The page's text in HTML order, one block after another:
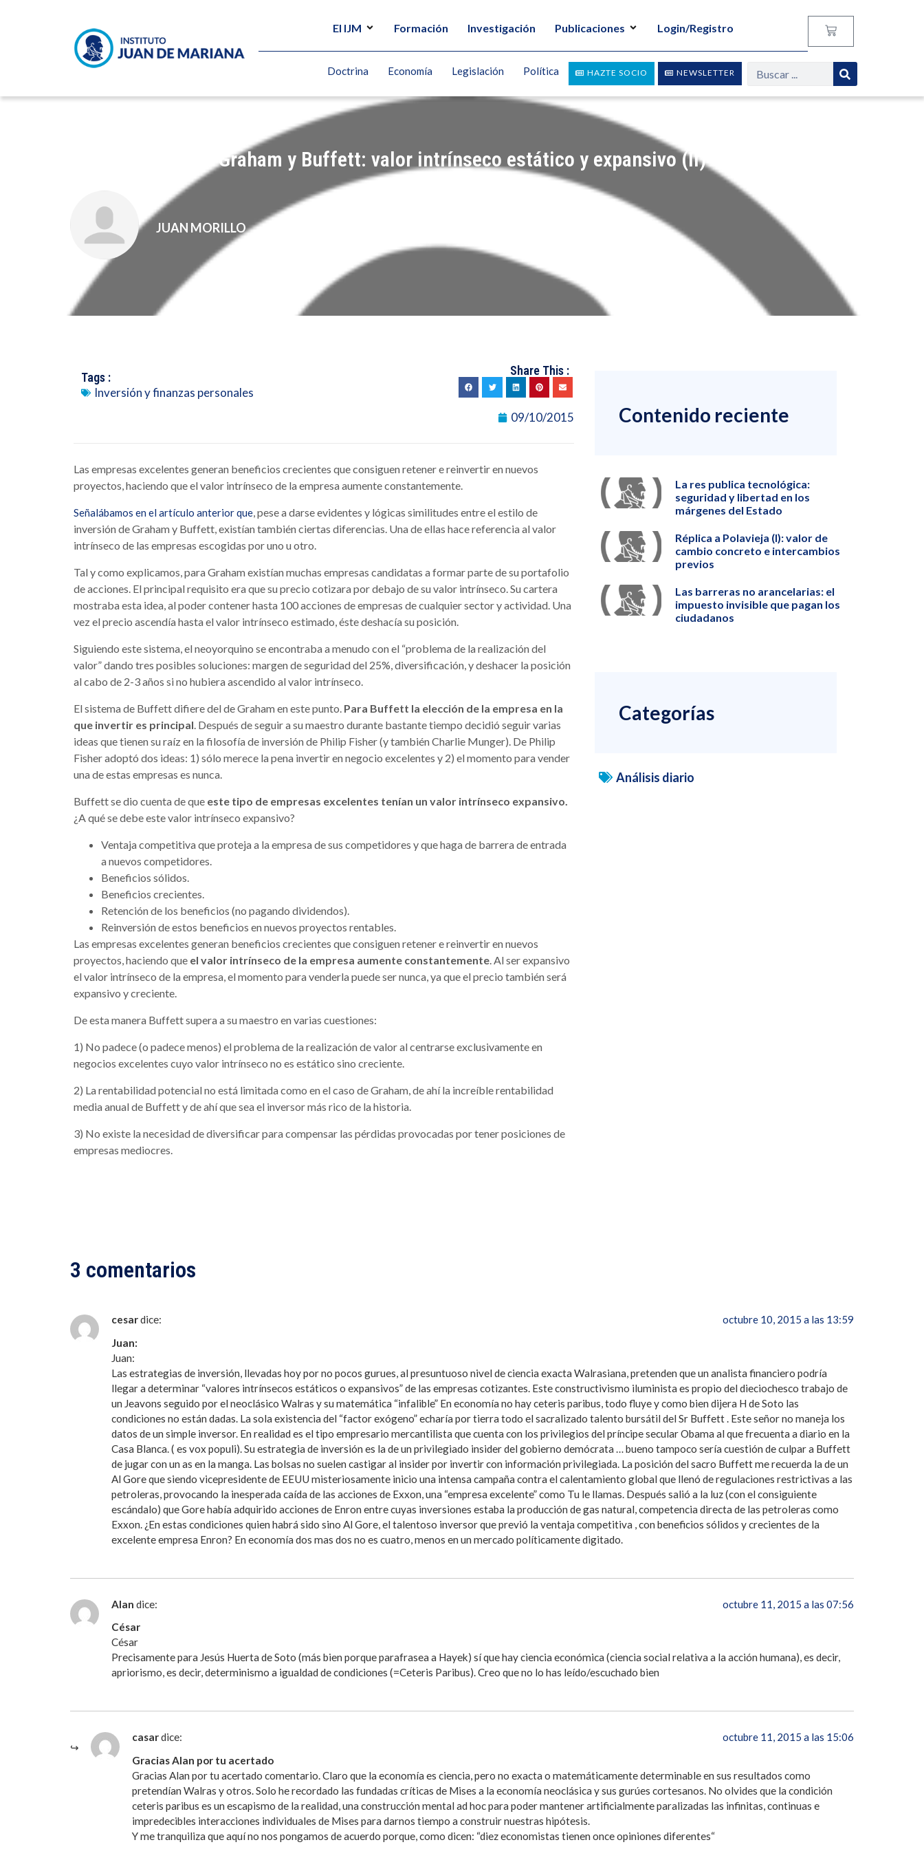
El IJM Formación Investigación Publicaciones Login/Registro
NEWSLETTER
HAZTE SOCIO
Doctrina Economía Legislación Política
Diferencias entre Graham y Buffett: valor intrínseco estático y expansivo (II)
JUAN MORILLO
Tags :
Inversión y finanzas personales
Share This :
09/10/2015
Las empresas excelentes generan beneficios crecientes que consiguen retener e reinvertir en nuevos
proyectos, haciendo que el valor intrínseco de la empresa aumente constantemente.
Señalábamos en el artículo anterior que, pese a darse evidentes y lógicas similitudes entre el estilo de
inversión de Graham y Buffett, existían también ciertas diferencias. Una de ellas hace referencia al valor
intrínseco de las empresas escogidas por uno u otro.
Tal y como explicamos, para Graham existían muchas empresas candidatas a formar parte de su portafolio
de acciones. El principal requisito era que su precio cotizara por debajo de su valor intrínseco. Su cartera
mostraba esta idea, al poder contener hasta 100 acciones de empresas de cualquier sector y actividad. Una
vez el precio ascendía hasta el valor intrínseco estimado, éste deshacía su posición.
Siguiendo este sistema, el neoyorquino se encontraba a menudo con el “problema de la realización del
valor” dando tres posibles soluciones: margen de seguridad del 25%, diversificación, y deshacer la posición
al cabo de 2-3 años si no hubiera ascendido al valor intrínseco.
El sistema de Buffett difiere del de Graham en este punto. Para Buffett la elección de la empresa en la
que invertir es principal. Después de seguir a su maestro durante bastante tiempo decidió seguir varias
ideas que tienen su raíz en la filosofía de inversión de Philip Fisher (y también Charlie Munger). De Philip
Fisher adoptó dos ideas: 1) sólo merece la pena invertir en negocio excelentes y 2) el momento para vender
una de estas empresas es nunca.
Buffett se dio cuenta de que este tipo de empresas excelentes tenían un valor intrínseco expansivo.
¿A qué se debe este valor intrínseco expansivo?
Ventaja competitiva que proteja a la empresa de sus competidores y que haga de barrera de entrada
a nuevos competidores.
Beneficios sólidos.
Beneficios crecientes.
Retención de los beneficios (no pagando dividendos).
Reinversión de estos beneficios en nuevos proyectos rentables.
Las empresas excelentes generan beneficios crecientes que consiguen retener e reinvertir en nuevos
proyectos, haciendo que el valor intrínseco de la empresa aumente constantemente. Al ser expansivo
el valor intrínseco de la empresa, el momento para venderla puede ser nunca, ya que el precio también será
expansivo y creciente.
De esta manera Buffett supera a su maestro en varias cuestiones:
1) No padece (o padece menos) el problema de la realización de valor al centrarse exclusivamente en
negocios excelentes cuyo valor intrínseco no es estático sino creciente.
2) La rentabilidad potencial no está limitada como en el caso de Graham, de ahí la increíble rentabilidad
media anual de Buffett y de ahí que sea el inversor más rico de la historia.
3) No existe la necesidad de diversificar para compensar las pérdidas provocadas por tener posiciones de
empresas mediocres.
Contenido reciente
La res publica tecnológica:
seguridad y libertad en los
márgenes del Estado
Réplica a Polavieja (I): valor de
cambio concreto e intercambios
previos
Las barreras no arancelarias: el
impuesto invisible que pagan los
ciudadanos
Categorías
Análisis diario
3 comentarios
cesardice:
octubre 10, 2015 a las 13:59
Juan:
Juan:
Las estrategias de inversión, llevadas hoy por no pocos gurues, al presuntuoso nivel de ciencia exacta Walrasiana, pretenden que un analista financiero podría
llegar a determinar “valores intrínsecos estáticos o expansivos” de las empresas cotizantes. Este constructivismo iluminista es propio del dieciochesco trabajo de
un Jeavons seguido por el neoclásico Walras y su matemática “infalible” En economía no hay ceteris paribus, todo fluye y como bien dijera H de Soto las
condiciones no están dadas. La sola existencia del “factor exógeno” echaría por tierra todo el sacralizado talento bursátil del Sr Buffett . Este señor no maneja los
datos de un simple inversor. En realidad es el tipo empresario mercantilista que cuenta con los privilegios del príncipe secular Obama al que frecuenta a diario en la
Casa Blanca. ( es vox populi). Su estrategia de inversión es la de un privilegiado insider del gobierno demócrata … bueno tampoco sería cuestión de culpar a Buffett
de jugar con un as en la manga. Las bolsas no suelen castigar al insider por invertir con información privilegiada. La posición del sacro Buffett me recuerda la de un
Al Gore que siendo vicepresidente de EEUU misteriosamente inicio una intensa campaña contra el calentamiento global que llenó de regulaciones restrictivas a las
petroleras, provocando la inesperada caída de las acciones de Exxon, una “empresa excelente” como Tu le llamas. Después salió a la luz (con el consiguiente
escándalo) que Gore había adquirido acciones de Enron entre cuyas inversiones estaba la producción de gas natural, competencia directa de las petroleras como
Exxon. ¿En estas condiciones quien habrá sido sino Al Gore, el talentoso inversor que previó la ventaja competitiva , con beneficios sólidos y crecientes de la
excelente empresa Enron? En economía dos mas dos no es cuatro, menos en un mercado políticamente digitado.
Alan dice:
octubre 11, 2015 a las 07:56
César
César
Precisamente para Jesús Huerta de Soto (más bien porque parafrasea a Hayek) sí que hay ciencia económica (ciencia social relativa a la acción humana), es decir,
apriorismo, es decir, determinismo a igualdad de condiciones (=Ceteris Paribus). Creo que no lo has leído/escuchado bien
casardice:
octubre 11, 2015 a las 15:06
Gracias Alan por tu acertado
Gracias Alan por tu acertado comentario. Claro que la economía es ciencia, pero no exacta o matemáticamente determinable en sus resultados como
pretendían Walras y otros. Solo he recordado las fundadas críticas de Mises a la economía neoclásica y sus gurúes cortesanos. No olvides que la condición
ceteris paribus es un escapismo de la realidad, una construcción mental ad hoc para poder mantener artificialmente paralizadas las infinitas, continuas e
impredecibles interacciones individuales de Mises para darnos tiempo a construir nuestras hipótesis.
Y me tranquiliza que aquí no nos pongamos de acuerdo porque, como dicen: “diez economistas tienen once opiniones diferentes“